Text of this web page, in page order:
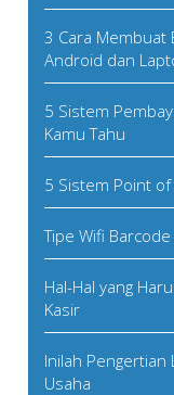
3 Cara Membuat
Android dan
5 Sistem
Kamu Tahu
5 Sistem Point
Tipe Wifi
Hal-Hal yang
Kasir
Inilah Pengertian
Usaha